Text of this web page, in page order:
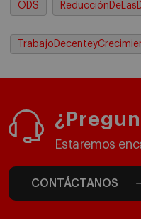
ODS
Estaremos
CONTÁCTANOS